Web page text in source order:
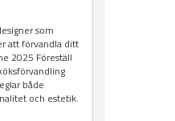
som
att förvandla ditt
2025 Föreställ
både
och estetik.